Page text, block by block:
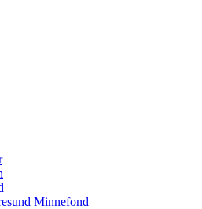
Minnefond